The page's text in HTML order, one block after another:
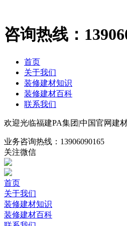
咨询热线：
首页
关于我们
装修建材知识
装修建材百科
联系我们
欢迎光临福建PA集团|中国官网建
业务咨询热线： 13906090165
关注微信
首页
关于我们
装修建材知识
装修建材百科